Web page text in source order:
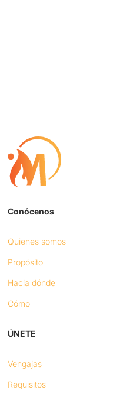
Conócenos
Quienes somos
Propósito
Hacia dónde
Cómo
ÚNETE
Vengajas
Requisitos